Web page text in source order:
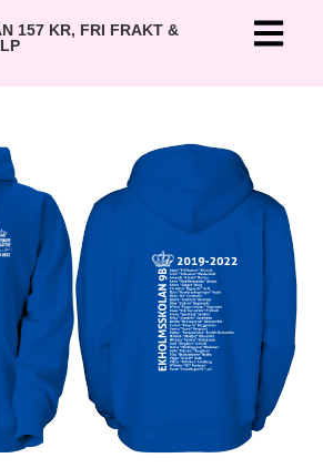
157 KR, FRI FRAKT &